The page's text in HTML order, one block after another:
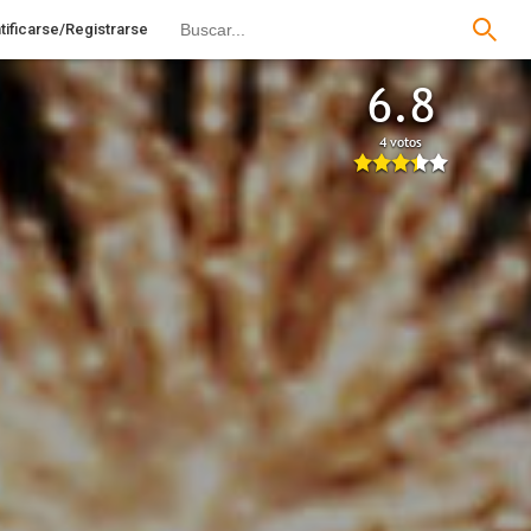
Registrarse
6.8
4 votos